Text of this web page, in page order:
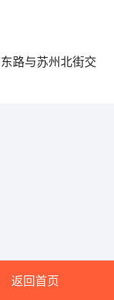
路与苏州北街交
返回首页